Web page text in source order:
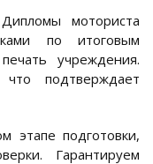
моториста
по итоговым
учреждения.
подтверждает
этапе подготовки,
Гарантируем